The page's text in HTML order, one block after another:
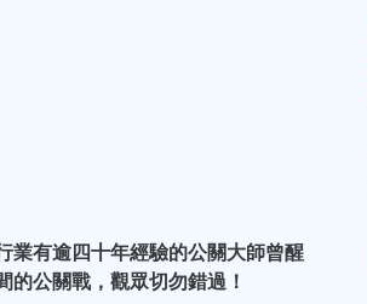
業有逾四十年經驗的公關大師曾醒
公關戰，觀眾切勿錯過！